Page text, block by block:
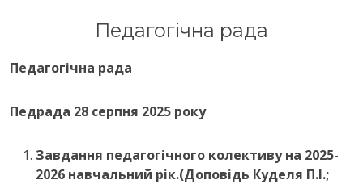
Педагогічна рада
Педагогічна рада
Педрада 28 серпня 2025 року
Завдання педагогічного колективу на 2025-
2026 навчальний рік.(Доповідь Куделя П.І.;